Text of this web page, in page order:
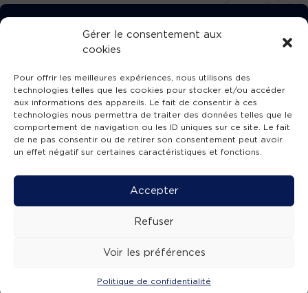
Gérer le consentement aux
cookies
Pour offrir les meilleures expériences, nous utilisons des
technologies telles que les cookies pour stocker et/ou accéder
aux informations des appareils. Le fait de consentir à ces
technologies nous permettra de traiter des données telles que le
comportement de navigation ou les ID uniques sur ce site. Le fait
de ne pas consentir ou de retirer son consentement peut avoir
un effet négatif sur certaines caractéristiques et fonctions.
Accepter
Refuser
Voir les préférences
Politique de confidentialité
ÉMISSIONS AGENDA
TÉLÉCHARGEZ GRATUITEMENT
L’APPLICATION TVBA !
SUIVEZ-NOUS !
Mentions légales -Accessibilité